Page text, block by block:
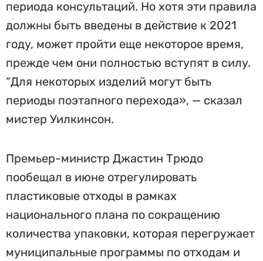
периода консультаций. Но хотя эти правила
должны быть введены в действие к 2021
году, может пройти еще некоторое время,
прежде чем они полностью вступят в силу.
“Для некоторых изделий могут быть
периоды поэтапного перехода», — сказал
мистер Уилкинсон.
Премьер-министр Джастин Трюдо
пообещал в июне отрегулировать
пластиковые отходы в рамках
национального плана по сокращению
количества упаковки, которая перегружает
муниципальные программы по отходам и